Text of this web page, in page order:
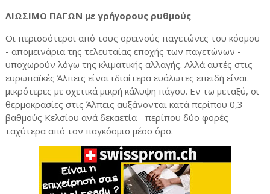
ΛΙΩΣΙΜΟ ΠΑΓΩΝ με γρήγορους ρυθμούς
Οι περισσότεροι από τους ορεινούς παγετώνες του κόσμου
- απομεινάρια της τελευταίας εποχής των παγετώνων -
υποχωρούν λόγω της κλιματικής αλλαγής. Αλλά αυτές στις
ευρωπαϊκές Άλπεις είναι ιδιαίτερα ευάλωτες επειδή είναι
μικρότερες με σχετικά μικρή κάλυψη πάγου. Εν τω μεταξύ, οι
θερμοκρασίες στις Άλπεις αυξάνονται κατά περίπου 0,3
βαθμούς Κελσίου ανά δεκαετία - περίπου δύο φορές
ταχύτερα από τον παγκόσμιο μέσο όρο.